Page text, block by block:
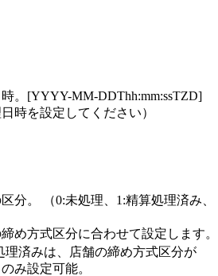
。[YYYY-MM-DDThh:mm:ssTZD]
時を設定してください）
分。 （0:未処理、1:精算処理済み、
め方式区分に合わせて設定します。
済みは、店舗の締め方式区分が
み設定可能。